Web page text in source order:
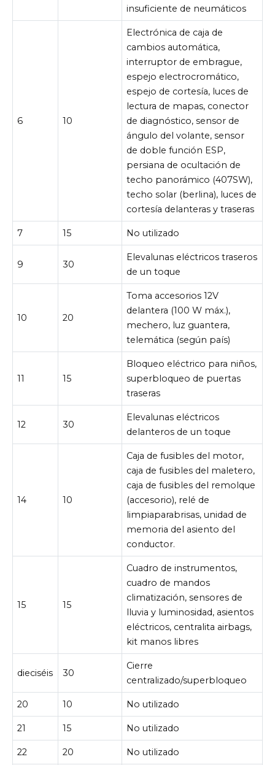
insuficiente de neumáticos
6 10
Electrónica de caja de
cambios automática,
interruptor de embrague,
espejo electrocromático,
espejo de cortesía, luces de
lectura de mapas, conector
de diagnóstico, sensor de
ángulo del volante, sensor
de doble función ESP,
persiana de ocultación de
techo panorámico (407SW),
techo solar (berlina), luces de
cortesía delanteras y traseras
7 15 No utilizado
9 30
Elevalunas eléctricos traseros
de un toque
10 20
Toma accesorios 12V
delantera (100 W máx.),
mechero, luz guantera,
telemática (según país)
11 15
Bloqueo eléctrico para niños,
superbloqueo de puertas
traseras
12 30
Elevalunas eléctricos
delanteros de un toque
14 10
Caja de fusibles del motor,
caja de fusibles del maletero,
caja de fusibles del remolque
(accesorio), relé de
limpiaparabrisas, unidad de
memoria del asiento del
conductor.
15 15
Cuadro de instrumentos,
cuadro de mandos
climatización, sensores de
lluvia y luminosidad, asientos
eléctricos, centralita airbags,
kit manos libres
dieciséis 30
Cierre
centralizado/superbloqueo
20 10 No utilizado
21 15 No utilizado
22 20 No utilizado